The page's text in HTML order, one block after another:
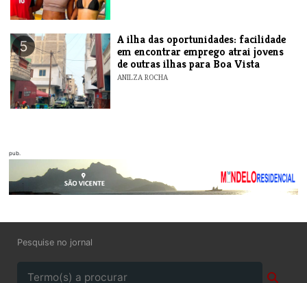
5
A ilha das oportunidades: facilidade
em encontrar emprego atrai jovens
de outras ilhas para Boa Vista
ANILZA ROCHA
pub.
Pesquise no jornal